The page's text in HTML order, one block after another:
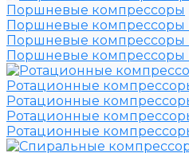
Поршневые компрессоры
Поршневые компрессоры
Поршневые компрессоры
Поршневые компрессоры
Ротационные
Ротационные
Ротационные
Ротационные